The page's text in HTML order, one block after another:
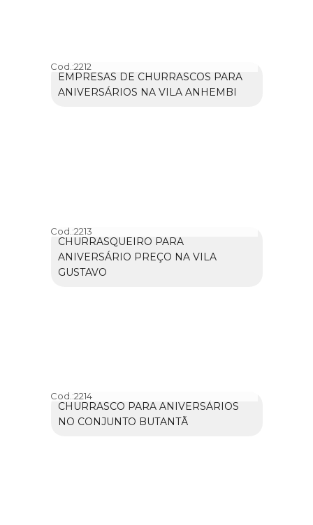
Cod.:2212
EMPRESAS DE CHURRASCOS PARA
ANIVERSÁRIOS NA VILA ANHEMBI
Cod.:2213
CHURRASQUEIRO PARA
ANIVERSÁRIO PREÇO NA VILA
GUSTAVO
Cod.:2214
CHURRASCO PARA ANIVERSÁRIOS
NO CONJUNTO BUTANTÃ